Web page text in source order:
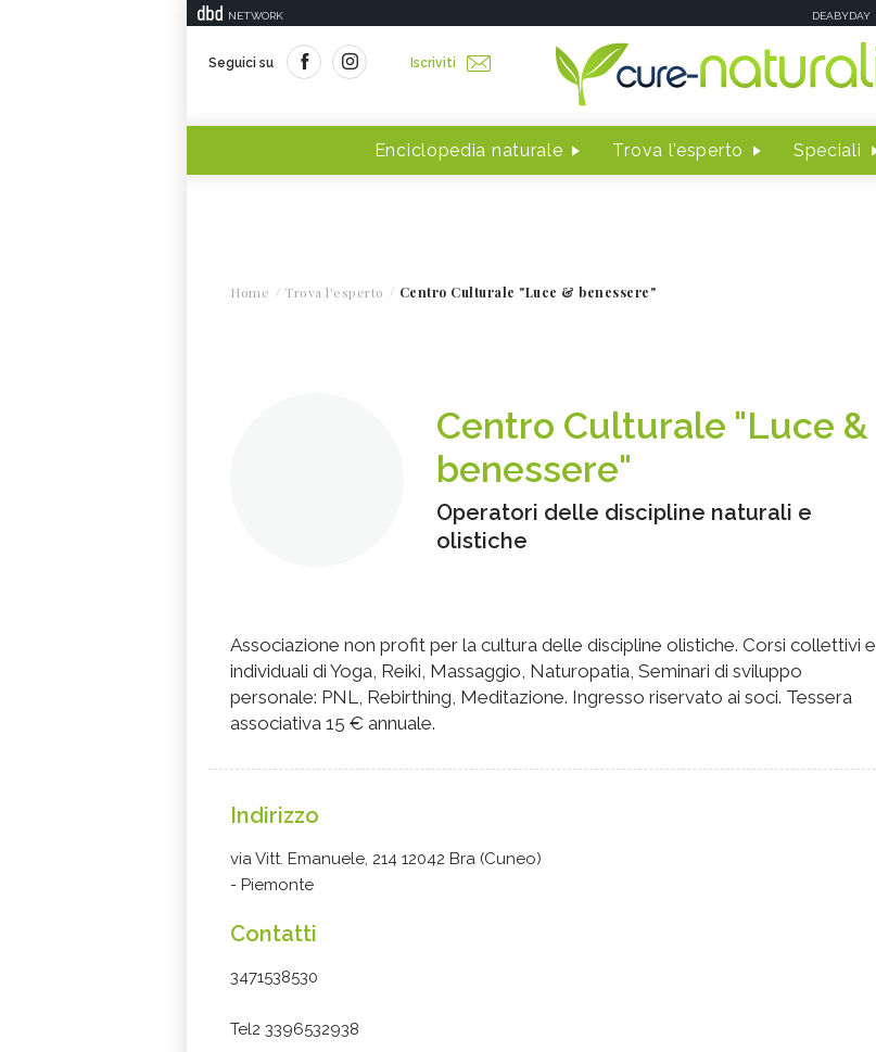
NETWORK DEABYDAY
Seguici su Iscriviti
Enciclopedia naturale Trova l'esperto Speciali
Home Trova l'esperto Centro Culturale "Luce & benessere"
Centro Culturale "Luce &
benessere"
Operatori delle discipline naturali e
olistiche
Associazione non profit per la cultura delle discipline olistiche. Corsi collettivi e
individuali di Yoga, Reiki, Massaggio, Naturopatia, Seminari di sviluppo
personale: PNL, Rebirthing, Meditazione. Ingresso riservato ai soci. Tessera
associativa 15 € annuale.
Indirizzo
via Vitt. Emanuele, 214 12042 Bra (Cuneo)
- Piemonte
Contatti
3471538530
Tel2 3396532938